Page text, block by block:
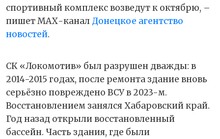
спортивный комплекс возведут к октябрю, –
пишет МАХ-канал Донецкое агентство
новостей.
СК «Локомотив» был разрушен дважды: в
2014-2015 годах, после ремонта здание вновь
серьёзно повреждено ВСУ в 2023-м.
Восстановлением занялся Хабаровский край.
Год назад открыли восстановленный
бассейн. Часть здания, где были